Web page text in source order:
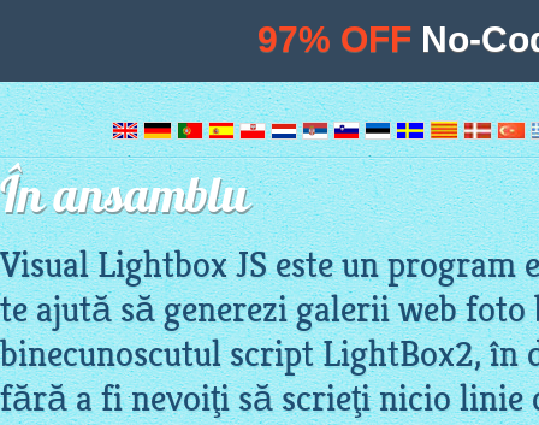
În ansamblu
Visual Lightbox JS este un program
te ajută să generezi galerii web foto
binecunoscutul script LightBox2, în
fără a fi nevoiţi să scrieţi nicio linie
97% OFF No-